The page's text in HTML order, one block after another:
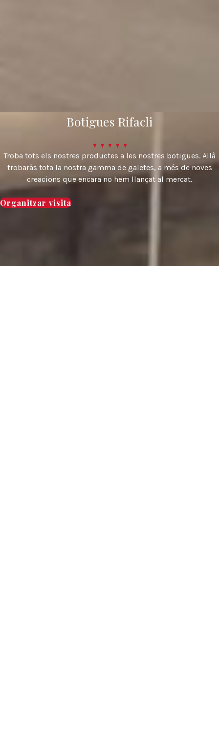
Botigues Rifacli
Troba tots els nostres productes a les nostres botigues. Allà
trobaràs tota la nostra gamma de galetes, a més de noves
creacions que encara no hem llançat al mercat.
Organitzar visita